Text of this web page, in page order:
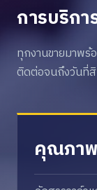
การบริกา
ทุกงานขายมาพ
ติดต่อจนถึงวันที่
คุณภา